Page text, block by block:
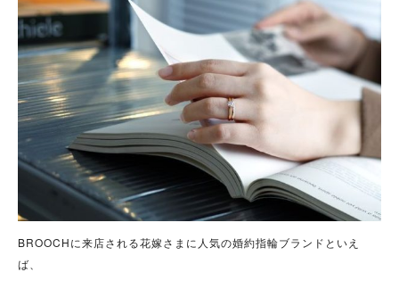
BROOCHに来店される花嫁さまに人気の婚約指輪ブランドといえ
ば、